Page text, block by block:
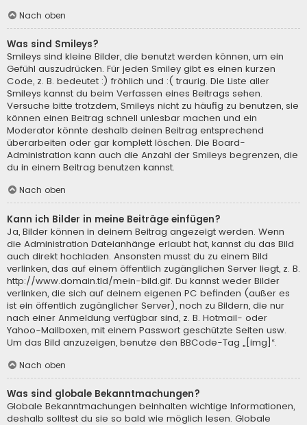
Nach oben
Was sind Smileys?
Smileys sind kleine Bilder, die benutzt werden können, um ein
Gefühl auszudrücken. Für jeden Smiley gibt es einen kurzen
Code, z. B. bedeutet :) fröhlich und :( traurig. Die Liste aller
Smileys kannst du beim Verfassen eines Beitrags sehen.
Versuche bitte trotzdem, Smileys nicht zu häufig zu benutzen, sie
können einen Beitrag schnell unlesbar machen und ein
Moderator könnte deshalb deinen Beitrag entsprechend
überarbeiten oder gar komplett löschen. Die Board-
Administration kann auch die Anzahl der Smileys begrenzen, die
du in einem Beitrag benutzen kannst.
Nach oben
Kann ich Bilder in meine Beiträge einfügen?
Ja, Bilder können in deinem Beitrag angezeigt werden. Wenn
die Administration Dateianhänge erlaubt hat, kannst du das Bild
auch direkt hochladen. Ansonsten musst du zu einem Bild
verlinken, das auf einem öffentlich zugänglichen Server liegt, z. B.
http://www.domain.tld/mein-bild.gif. Du kannst weder Bilder
verlinken, die sich auf deinem eigenen PC befinden (außer es
ist ein öffentlich zugänglicher Server), noch zu Bildern, die nur
nach einer Anmeldung verfügbar sind, z. B. Hotmail- oder
Yahoo-Mailboxen, mit einem Passwort geschützte Seiten usw.
Um das Bild anzuzeigen, benutze den BBCode-Tag „[img]“.
Nach oben
Was sind globale Bekanntmachungen?
Globale Bekanntmachungen beinhalten wichtige Informationen,
deshalb solltest du sie so bald wie möglich lesen. Globale